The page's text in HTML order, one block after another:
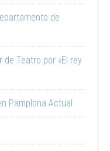
de
de Teatro por «El rey
Pamplona Actual